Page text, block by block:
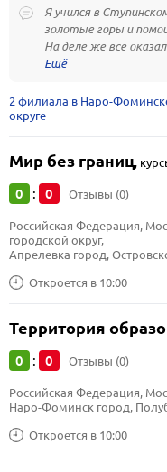
Я учился в
золотые горы и
На деле же все
2 филиала в Наро-
округе
Мир без границ,
0 : 0 Отзывы (0)
Откроется в 10:00
Российская Федерация,
городской округ,
Апрелевка город,
Территория
0 : 0 Отзывы (0)
Откроется в 10:00
Российская Федерация,
Наро-Фоминск город,